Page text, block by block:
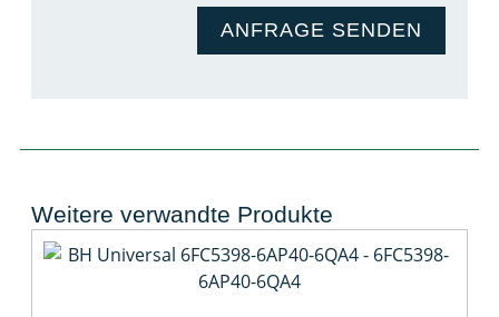
ANFRAGE SENDEN
Weitere verwandte Produkte